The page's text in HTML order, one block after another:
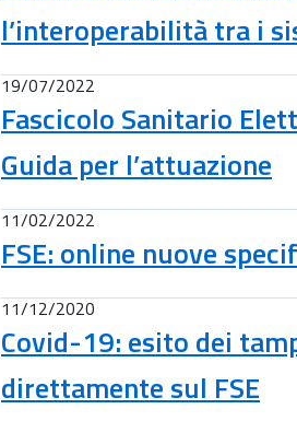
l’interoperabilità tra i
19/07/2022
Fascicolo Sanitario
Guida per l’attuazione
11/02/2022
FSE: online nuove
11/12/2020
Covid-19: esito dei
direttamente sul FSE